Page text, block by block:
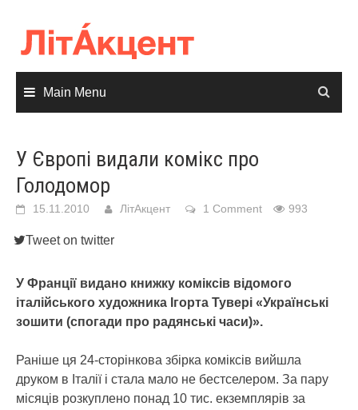
content
Main Menu
У Європі видали комікс про
Голодомор
15.11.2010 ЛітАкцент 1 Comment 993
Tweet on twitter
У Франції видано книжку коміксів відомого
італійського художника Ігорта Тувері «Українські
зошити (спогади про радянські часи)».
Раніше ця 24-сторінкова збірка коміксів вийшла
друком в Італії і стала мало не бестселером. За пару
місяців розкуплено понад 10 тис. екземплярів за